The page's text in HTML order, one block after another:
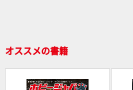
オススメの書籍